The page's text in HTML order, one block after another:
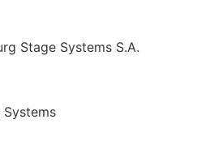
Stage Systems S.A.